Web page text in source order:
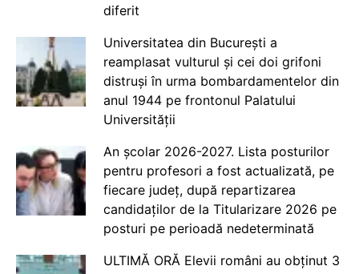
diferit
Universitatea din București a
reamplasat vulturul și cei doi grifoni
distruși în urma bombardamentelor din
anul 1944 pe frontonul Palatului
Universității
An școlar 2026-2027. Lista posturilor
pentru profesori a fost actualizată, pe
fiecare județ, după repartizarea
candidaților de la Titularizare 2026 pe
posturi pe perioadă nedeterminată
ULTIMĂ ORĂ Elevii români au obținut 3